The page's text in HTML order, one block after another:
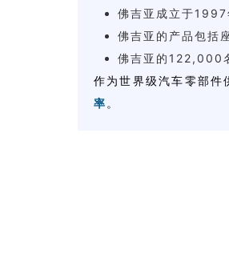
佛吉亚成立于1997
佛吉亚的产品包括
佛吉亚的122,000
作为世界级汽车零部件
率 。